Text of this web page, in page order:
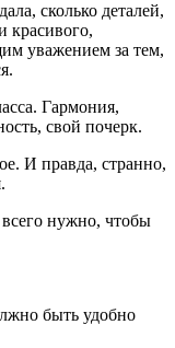
сколько деталей,
красивого,
уважением за тем,
Гармония,
свой почерк.
И правда, странно,
нужно, чтобы
быть удобно